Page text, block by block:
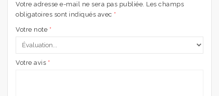
Votre adresse e-mail ne sera pas publiée. Les champs
obligatoires sont indiqués avec *
Votre note *
Votre avis *